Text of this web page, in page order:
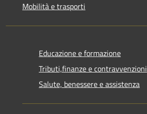
Mobilità e trasporti
Educazione e formazione
Tributi,finanze e contravvenzioni
Salute, benessere e assistenza